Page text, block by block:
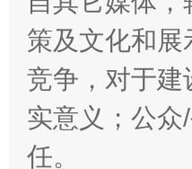
扯下公款旅游的“
策及文化和
竞争，对于建
实意义；公
任。